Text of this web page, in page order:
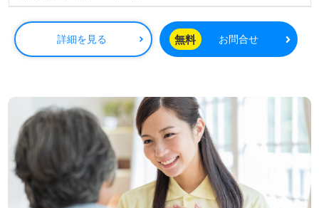
昇給：あり
賞与：年2回
交通費規定内支給
残業手当
詳細を見る 無料 お問合せ